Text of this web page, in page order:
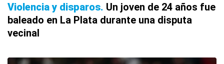
Violencia y disparos Un joven de 24 años fue
baleado en La Plata durante una disputa
vecinal